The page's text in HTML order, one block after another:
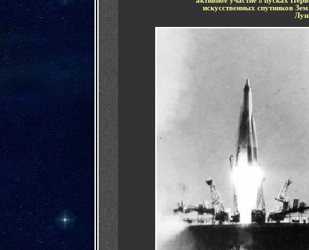
искусственных спутников